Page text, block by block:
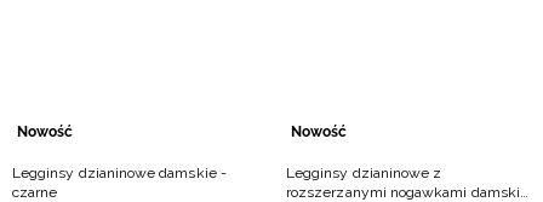
Nowość
Legginsy dzianinowe damskie -
czarne
Nowość
Legginsy dzianinowe z
rozszerzanymi nogawkami damskie